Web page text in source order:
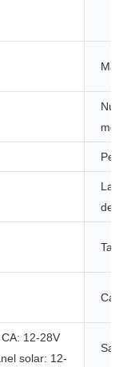
Peso:
La
12-28V
solar: 12-